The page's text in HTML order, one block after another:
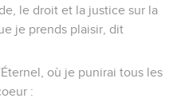
le droit et la justice sur la
je prends plaisir, dit
où je punirai tous les
: